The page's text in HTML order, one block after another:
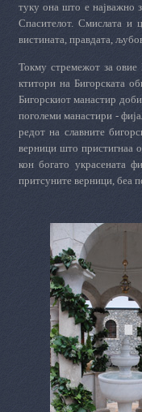
туку она што е најважно
Спасителот. Смислата и
вистината, правдата,
Токму стремежот за овие
ктитори на Бигорската
Бигорскиот манастир
поголеми манастири -
редот на славните
верници што пристигнаа
кон богато украсената
притсуните верници, беа